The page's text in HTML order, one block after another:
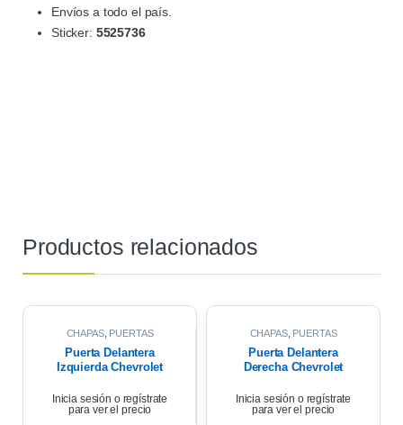
Envíos a todo el país.
Sticker: 5525736
Productos relacionados
CHAPAS, PUERTAS
Puerta Delantera
Izquierda Chevrolet
Inicia sesión o regístrate
para ver el precio
CHAPAS, PUERTAS
Puerta Delantera
Derecha Chevrolet
Inicia sesión o regístrate
para ver el precio